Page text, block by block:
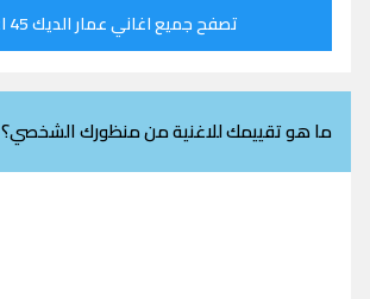
تصفح جميع اغاني عمار الديك 45 اغنية
ما هو تقييمك للاغنية من منظورك الشخصي؟